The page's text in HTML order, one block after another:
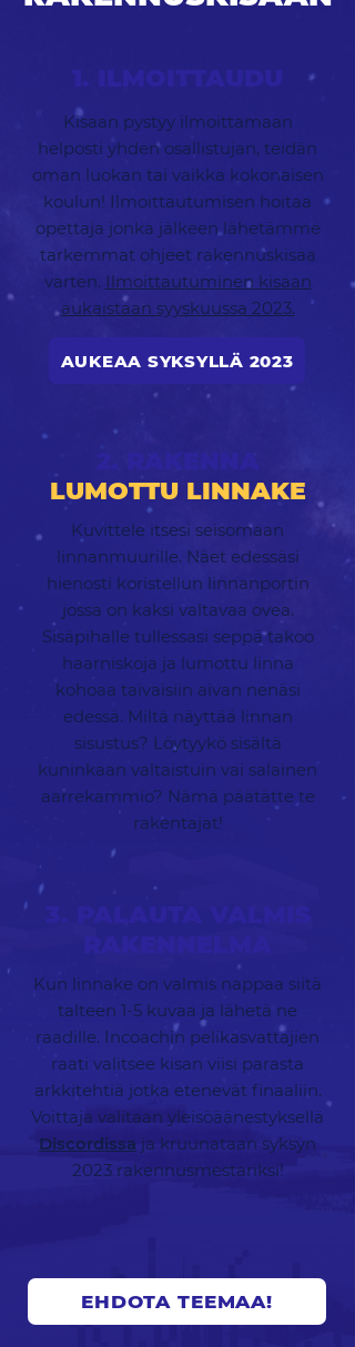
1. ILMOITTAUDU
Kisaan pystyy ilmoittamaan
helposti yhden osallistujan, teidän
oman luokan tai vaikka kokonaisen
koulun! Ilmoittautumisen hoitaa
opettaja jonka jälkeen lähetämme
tarkemmat ohjeet rakennuskisaa
varten. Ilmoittautuminen kisaan
aukaistaan syyskuussa 2023.
AUKEAA SYKSYLLÄ 2023
2. RAKENNA
LUMOTTU LINNAKE
Kuvittele itsesi seisomaan
linnanmuurille. Näet edessäsi
hienosti koristellun linnanportin
jossa on kaksi valtavaa ovea.
Sisäpihalle tullessasi seppä takoo
haarniskoja ja lumottu linna
kohoaa taivaisiin aivan nenäsi
edessä. Miltä näyttää linnan
sisustus? Löytyykö sisältä
kuninkaan valtaistuin vai salainen
aarrekammio? Nämä päätätte te
rakentajat!
Kun linnake on valmis nappaa siitä
talteen 1-5 kuvaa ja lähetä ne
raadille. Incoachin pelikasvattajien
raati valitsee kisan viisi parasta
arkkitehtiä jotka etenevät finaaliin.
Voittaja valitaan yleisöäänestyksellä
Discordissa ja kruunataan syksyn
2023 rakennusmestariksi!
EHDOTA TEEMAA!